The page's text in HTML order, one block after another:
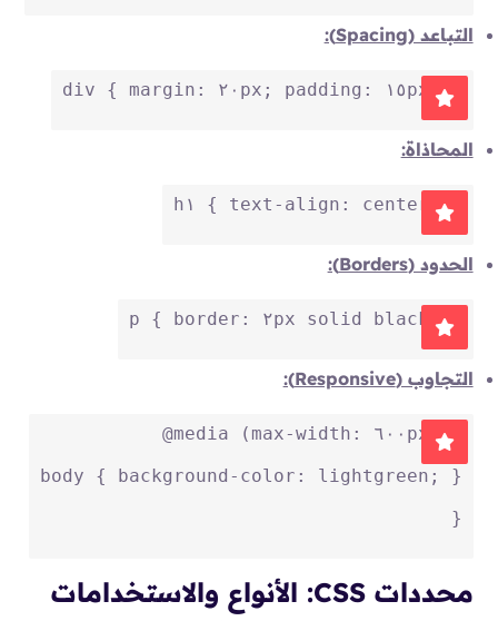
التباعد (Spacing):
div { margin : ٢٠px ; padding : ١٥px ; }
المحاذاة:
h١ { text-align : center; }
الحدود (Borders):
p { border : ٢px solid black; }
التجاوب (Responsive):
@media ( max-width : ٦٠٠px
) {
body { background-color : lightgreen; }
}
محددات CSS: الأنواع والاستخدامات